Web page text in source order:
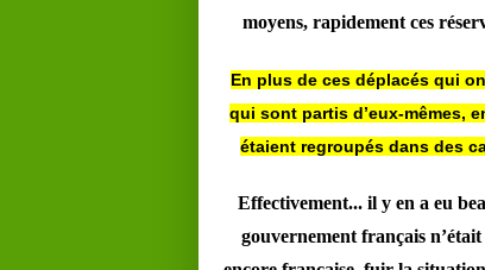
moyens, rapidement ces
En plus de ces déplacés qui
qui sont partis d’eux-mêmes,
étaient regroupés dans des
Effectivement... il y en a eu
gouvernement français